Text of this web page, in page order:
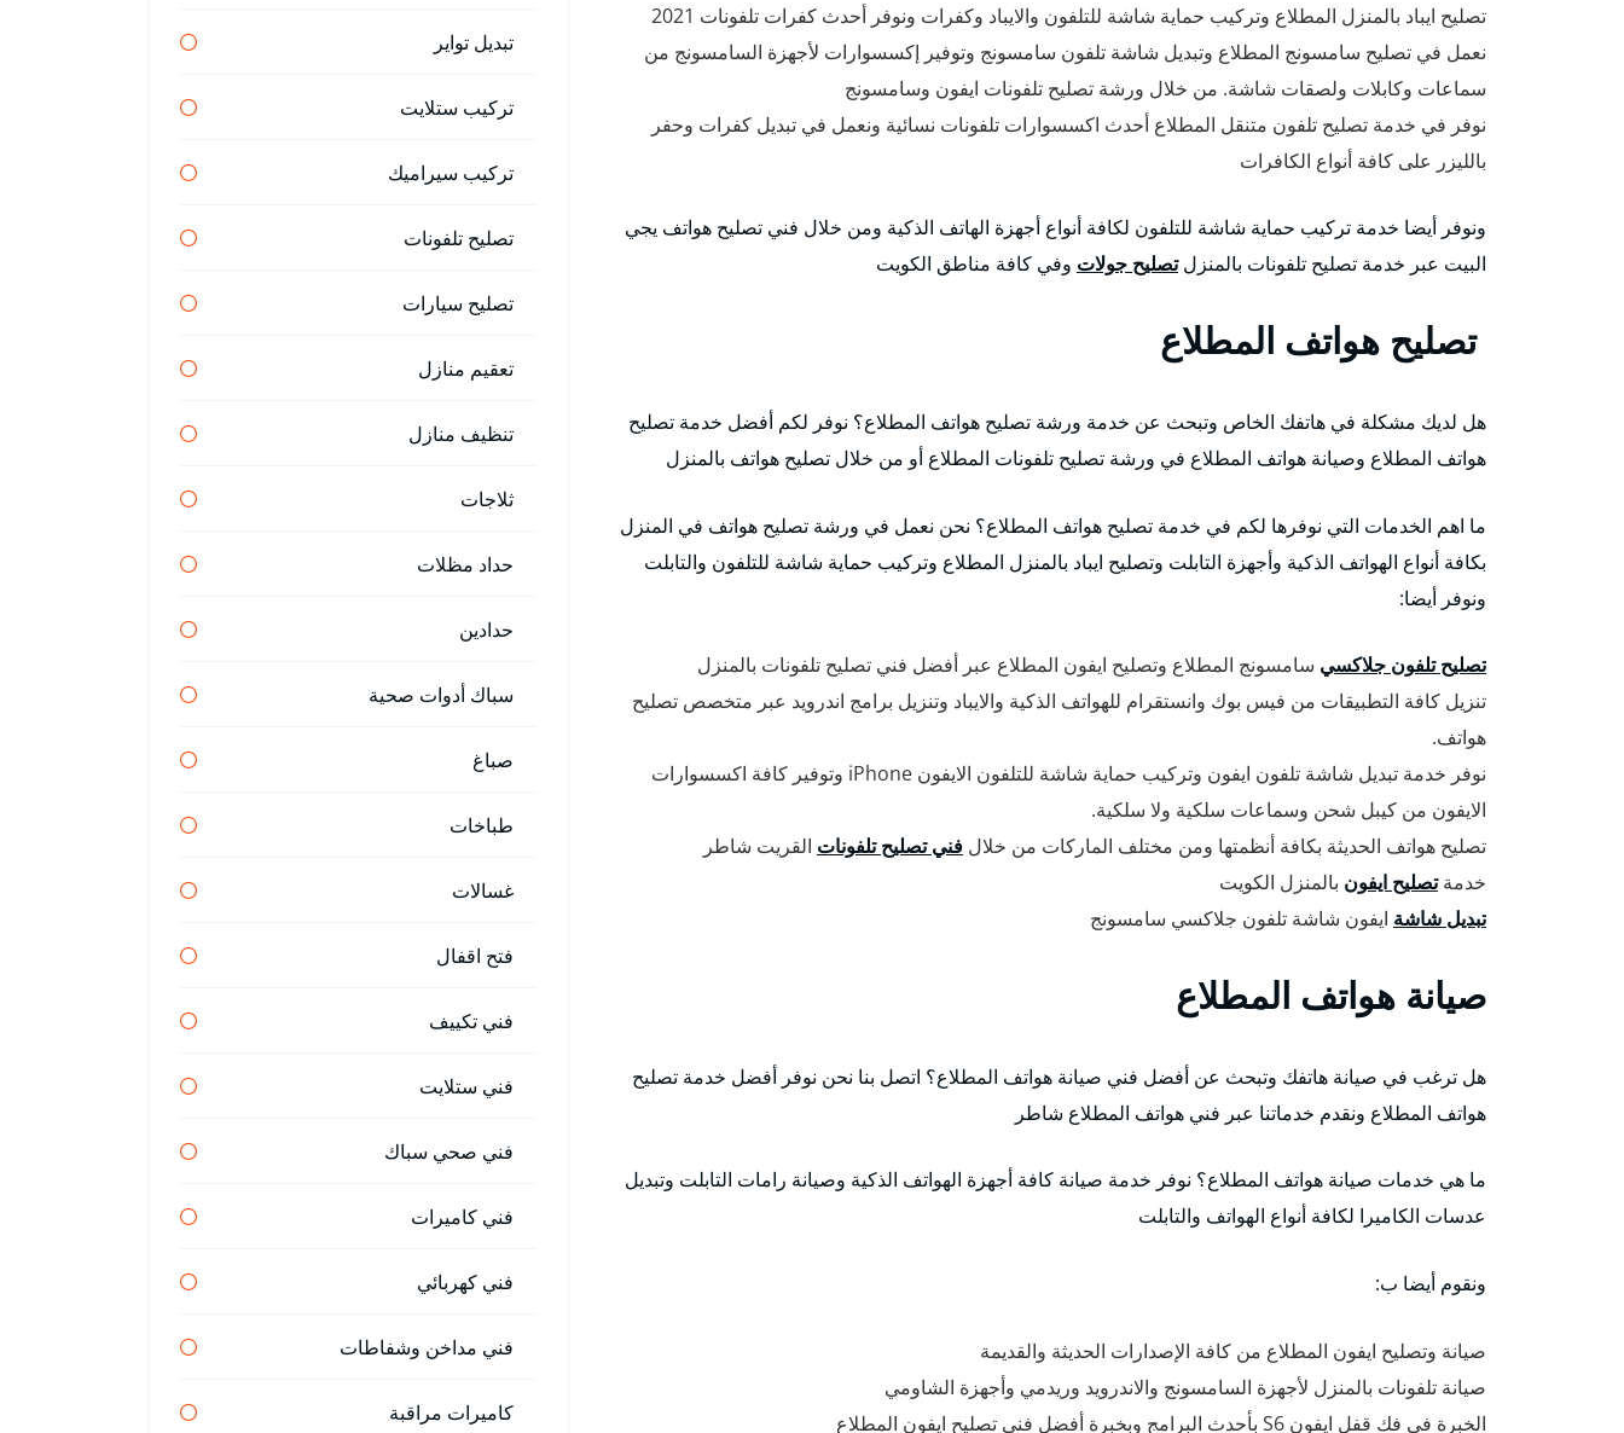
تصليح ايباد بالمنزل المطلاع وتركيب حماية شاشة للتلفون والايباد وكفرات ونوفر أحدث كفرات تلفونات 2021
نعمل في تصليح سامسونج المطلاع وتبديل شاشة تلفون سامسونج وتوفير إكسسوارات لأجهزة السامسونج من
سماعات وكابلات ولصقات شاشة. من خلال ورشة تصليح تلفونات ايفون وسامسونج
نوفر في خدمة تصليح تلفون متنقل المطلاع أحدث اكسسوارات تلفونات نسائية ونعمل في تبديل كفرات وحفر
بالليزر على كافة أنواع الكافرات
ونوفر أيضا خدمة تركيب حماية شاشة للتلفون لكافة أنواع أجهزة الهاتف الذكية ومن خلال فني تصليح هواتف يجي
البيت عبر خدمة تصليح تلفونات بالمنزلتصليح جولات وفي كافة مناطق الكويت
تصليح هواتف المطلاع
هل لديك مشكلة في هاتفك الخاص وتبحث عن خدمة ورشة تصليح هواتف المطلاع؟ نوفر لكم أفضل خدمة تصليح
هواتف المطلاع وصيانة هواتف المطلاع في ورشة تصليح تلفونات المطلاع أو من خلال تصليح هواتف بالمنزل
ما اهم الخدمات التي نوفرها لكم في خدمة تصليح هواتف المطلاع؟ نحن نعمل في ورشة تصليح هواتف في المنزل
بكافة أنواع الهواتف الذكية وأجهزة التابلت وتصليح ايباد بالمنزل المطلاع وتركيب حماية شاشة للتلفون والتابلت
ونوفر أيضا:
تصليح تلفون جلاكسي سامسونج المطلاع وتصليح ايفون المطلاع عبر أفضل فني تصليح تلفونات بالمنزل
تنزيل كافة التطبيقات من فيس بوك وانستقرام للهواتف الذكية والايباد وتنزيل برامج اندرويد عبر متخصص تصليح
هواتف.
نوفر خدمة تبديل شاشة تلفون ايفون وتركيب حماية شاشة للتلفون الايفون iPhone وتوفير كافة اكسسوارات
الايفون من كيبل شحن وسماعات سلكية ولا سلكية.
تصليح هواتف الحديثة بكافة أنظمتها ومن مختلف الماركات من خلال فني تصليح تلفونات القريت شاطر
خدمةتصليح ايفون بالمنزل الكويت
تبديل شاشة ايفون شاشة تلفون جلاكسي سامسونج
صيانة هواتف المطلاع
هل ترغب في صيانة هاتفك وتبحث عن أفضل فني صيانة هواتف المطلاع؟ اتصل بنا نحن نوفر أفضل خدمة تصليح
هواتف المطلاع ونقدم خدماتنا عبر فني هواتف المطلاع شاطر
ما هي خدمات صيانة هواتف المطلاع؟ نوفر خدمة صيانة كافة أجهزة الهواتف الذكية وصيانة رامات التابلت وتبديل
عدسات الكاميرا لكافة أنواع الهواتف والتابلت
ونقوم أيضا ب:
صيانة وتصليح ايفون المطلاع من كافة الإصدارات الحديثة والقديمة
صيانة تلفونات بالمنزل لأجهزة السامسونج والاندرويد وريدمي وأجهزة الشاومي
الخبرة في فك قفل ايفون S6 بأحدث البرامج وبخبرة أفضل فني تصليح ايفون المطلاع
تبديل تواير
تركيب ستلايت
تركيب سيراميك
تصليح تلفونات
تصليح سيارات
تعقيم منازل
تنظيف منازل
ثلاجات
حداد مظلات
حدادين
سباك أدوات صحية
صباغ
طباخات
غسالات
فتح اقفال
فني تكييف
فني ستلايت
فني صحي سباك
فني كاميرات
فني كهربائي
فني مداخن وشفاطات
كاميرات مراقبة